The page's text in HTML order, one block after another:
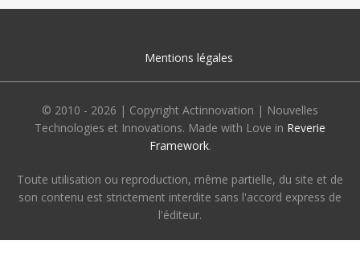
Mentions légales
© 2010 - 2026 | Copyright Actinnovation | Nouvelles
Technologies et Innovations. Made with Love in Reverie
Framework.
Toute utilisation ou reproduction, même partielle, du site et de
son contenu est strictement interdite sans l'accord express de
l'éditeur.